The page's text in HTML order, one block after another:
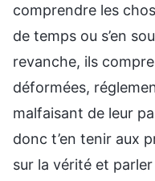
comprendre les
de temps ou s’en
revanche, ils
déformées,
malfaisant de leur
donc t’en tenir aux
sur la vérité et